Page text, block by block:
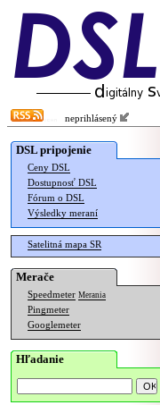
neprihlásený
DSL pripojenie
Ceny DSL
Dostupnosť DSL
Fórum o DSL
Výsledky meraní
Satelitná mapa SR
Merače
Speedmeter Merania
Pingmeter
Googlemeter
Hľadanie